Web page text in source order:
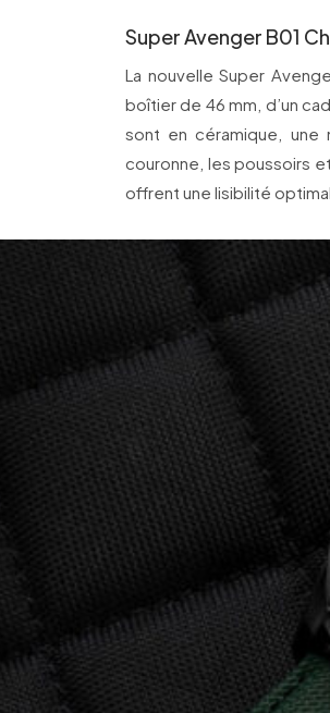
Super Avenger B01
La nouvelle Super
boîtier de 46 mm, d’un
sont en céramique,
couronne, les poussoirs
offrent une lisibilité